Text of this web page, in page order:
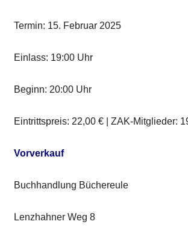
Termin: 15. Februar 2025
Einlass: 19:00 Uhr
Beginn: 20:00 Uhr
Eintrittspreis: 22,00 € | ZAK-Mitglieder:
Vorverkauf
Buchhandlung Büchereule
Lenzhahner Weg 8